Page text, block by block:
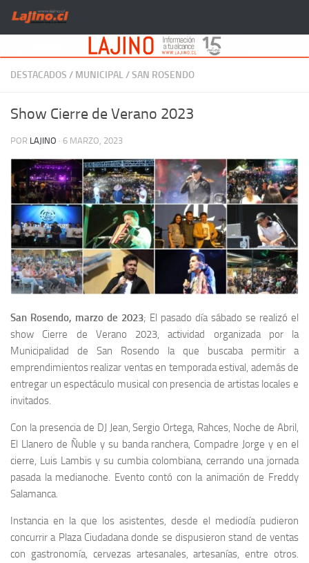
Saltar al contenido
DESTACADOS / MUNICIPAL/SAN ROSENDO
Show Cierre de Verano 2023
POR LAJINO · 6 MARZO, 2023
San Rosendo, marzo de 2023; El pasado día sábado se realizó el
show Cierre de Verano 2023, actividad organizada por la
Municipalidad de San Rosendo la que buscaba permitir a
emprendimientos realizar ventas en temporada estival, además de
entregar un espectáculo musical con presencia de artistas locales e
invitados.
Con la presencia de DJ Jean, Sergio Ortega, Rahces, Noche de Abril,
El Llanero de Ñuble y su banda ranchera, Compadre Jorge y en el
cierre, Luis Lambis y su cumbia colombiana, cerrando una jornada
pasada la medianoche. Evento contó con la animación de Freddy
Salamanca.
Instancia en la que los asistentes, desde el mediodía pudieron
concurrir a Plaza Ciudadana donde se dispusieron stand de ventas
con gastronomía, cervezas artesanales, artesanías, entre otros.